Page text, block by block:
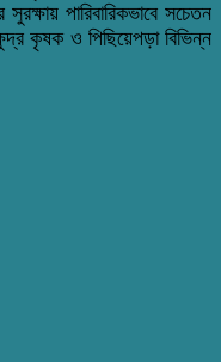
পারিবারিকভাবে সচেতন
কৃষক ও পিছিয়েপড়া বিভিন্ন